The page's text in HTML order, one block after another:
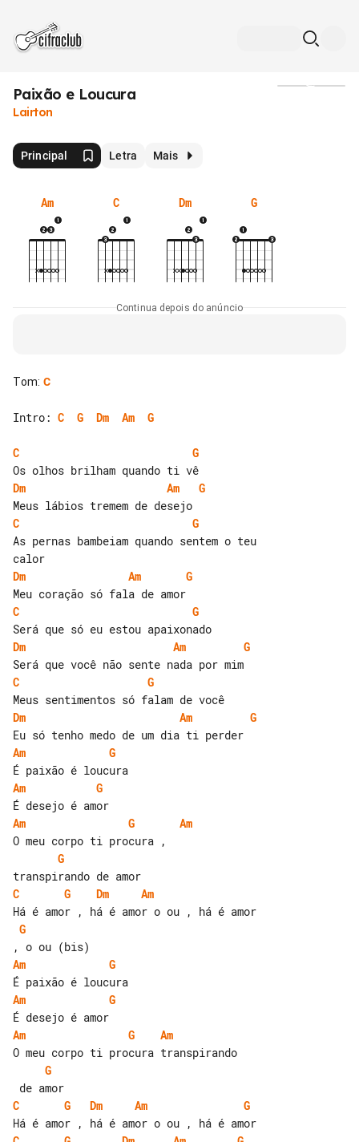
Paixão e Loucura
Lairton
Principal Letra Mais
Am C Dm G
Continua depois do anúncio
Tom: C
Intro: C G Dm Am G
C
G
Dm
Am
G
C
G
As pernas bambeiam quando sentem o teu
Dm
Am
G
C
G
Dm
Am
G
C
G
Dm
Am
G
Am
G
Am
G
Am
G
Am
G
C
G Dm
Am
G
Am
G
Am
G
Am
G
Am
G
C
G Dm Am
G